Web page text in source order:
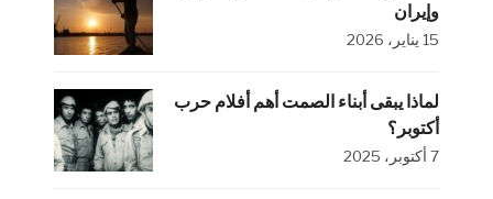
وإيران
15 يناير، 2026
لماذا يبقى أبناء الصمت أهم أفلام حرب
أكتوبر؟
7 أكتوبر، 2025